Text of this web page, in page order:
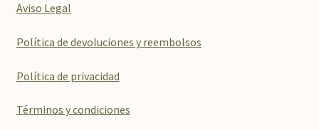
Aviso Legal
Política de devoluciones y reembolsos
Política de privacidad
Términos y condiciones